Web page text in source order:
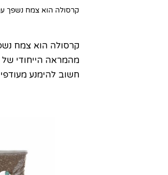
קרסולה הוא צמח נשפך
קרסולה הוא צמח
מהמראה הייחודי
חשוב להימנע